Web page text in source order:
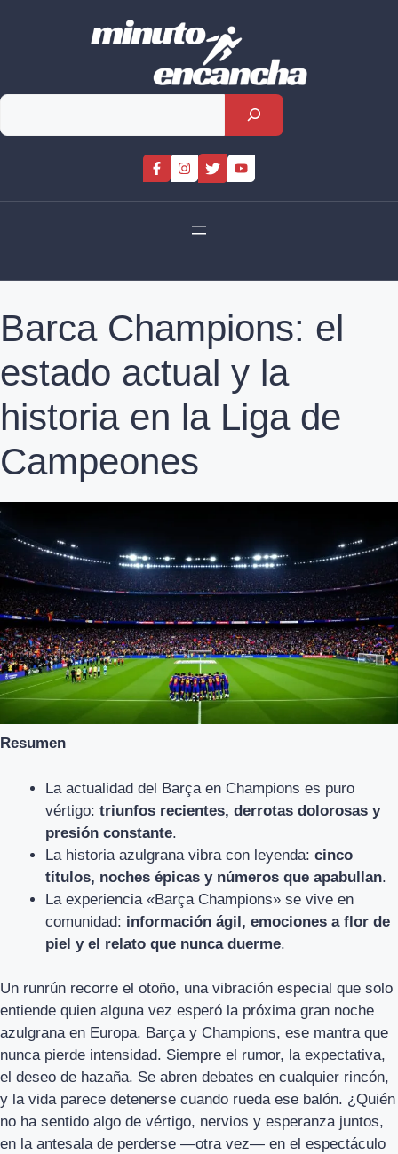
Rechercher
Barca Champions: el
estado actual y la
historia en la Liga de
Campeones
Resumen
La actualidad del Barça en Champions es puro
vértigo: triunfos recientes, derrotas dolorosas y
presión constante.
La historia azulgrana vibra con leyenda: cinco
títulos, noches épicas y números que apabullan.
La experiencia «Barça Champions» se vive en
comunidad: información ágil, emociones a flor de
piel y el relato que nunca duerme.
Un runrún recorre el otoño, una vibración especial que solo
entiende quien alguna vez esperó la próxima gran noche
azulgrana en Europa. Barça y Champions, ese mantra que
nunca pierde intensidad. Siempre el rumor, la expectativa,
el deseo de hazaña. Se abren debates en cualquier rincón,
y la vida parece detenerse cuando rueda ese balón. ¿Quién
no ha sentido algo de vértigo, nervios y esperanza juntos,
en la antesala de perderse ―otra vez― en el espectáculo